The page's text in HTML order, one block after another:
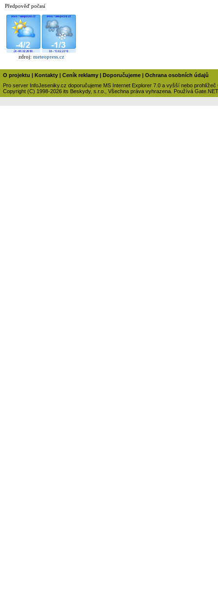
Předpověď počasí
zdroj: meteopress.cz
O projektu Kontakty Ceník reklamy Doporučujeme
Ochrana osobních údajů
Pro server InfoJeseniky.cz doporučujeme MS Internet Explorer 7.0 a vyšší nebo prohlížeč
Copyright (C) 1998-2026 its Beskydy, s.r.o., Všechna práva vyhrazena. Používá